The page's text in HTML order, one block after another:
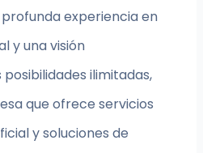
experiencia en
y una visión
ilimitadas,
que ofrece servicios
y soluciones de